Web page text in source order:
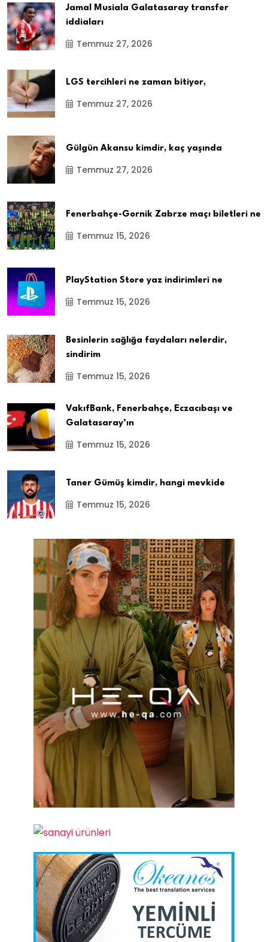
Jamal Musiala Galatasaray transfer
iddiaları
Temmuz 27, 2026
LGS tercihleri ne zaman bitiyor,
Temmuz 27, 2026
Gülgün Akansu kimdir, kaç yaşında
Temmuz 27, 2026
Fenerbahçe-Gornik Zabrze maçı biletleri ne
Temmuz 15, 2026
PlayStation Store yaz indirimleri ne
Temmuz 15, 2026
Besinlerin sağlığa faydaları nelerdir,
sindirim
Temmuz 15, 2026
VakıfBank, Fenerbahçe, Eczacıbaşı ve
Galatasaray’ın
Temmuz 15, 2026
Taner Gümüş kimdir, hangi mevkide
Temmuz 15, 2026